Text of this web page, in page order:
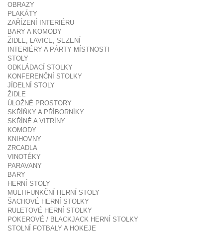
OBRAZY
PLAKÁTY
ZAŘÍZENÍ INTERIÉRU
BARY A KOMODY
ŽIDLE, LAVICE, SEZENÍ
INTERIÉRY A PÁRTY MÍSTNOSTI
STOLY
ODKLÁDACÍ STOLKY
KONFERENČNÍ STOLKY
JÍDELNÍ STOLY
ŽIDLE
ÚLOŽNÉ PROSTORY
SKŘÍŇKY A PŘÍBORNÍKY
SKŘÍNĚ A VITRÍNY
KOMODY
KNIHOVNY
ZRCADLA
VINOTÉKY
PARAVANY
BARY
HERNÍ STOLY
MULTIFUNKČNÍ HERNÍ STOLY
ŠACHOVÉ HERNÍ STOLKY
RULETOVÉ HERNÍ STOLKY
POKEROVÉ / BLACKJACK HERNÍ STOLKY
STOLNÍ FOTBALY A HOKEJE